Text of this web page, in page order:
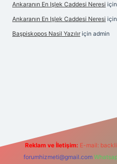
Ankaranın En Işlek Caddesi Neresi için
Ankaranın En Işlek Caddesi Neresi için
Başpiskopos Nasil Yazılır için admin
Reklam ve İletişim: E-mail:
forumhizmeti@gmail.com